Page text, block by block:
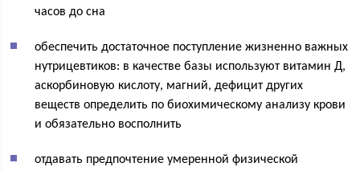
часов до сна
обеспечить достаточное поступление жизненно важных
нутрицевтиков: в качестве базы используют витамин Д,
аскорбиновую кислоту, магний, дефицит других
веществ определить по биохимическому анализу крови
и обязательно восполнить
отдавать предпочтение умеренной физической